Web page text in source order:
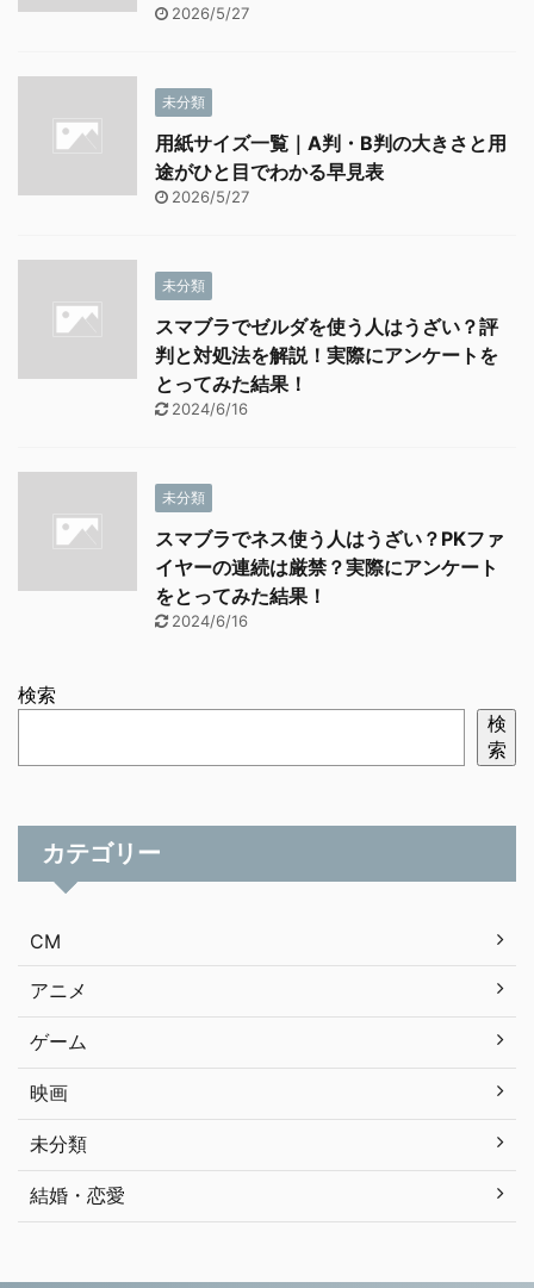
2026/5/27
未分類
用紙サイズ一覧｜A判・B判の大きさと用
途がひと目でわかる早見表
2026/5/27
未分類
スマブラでゼルダを使う人はうざい？評
判と対処法を解説！実際にアンケートを
とってみた結果！
2024/6/16
未分類
スマブラでネス使う人はうざい？PKファ
イヤーの連続は厳禁？実際にアンケート
をとってみた結果！
2024/6/16
検索
検
索
カテゴリー
CM
アニメ
ゲーム
映画
未分類
結婚・恋愛